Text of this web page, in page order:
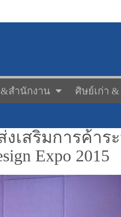
สำนักงาน ศิษย์เก่า
สริมการค้าระ
Expo 2015